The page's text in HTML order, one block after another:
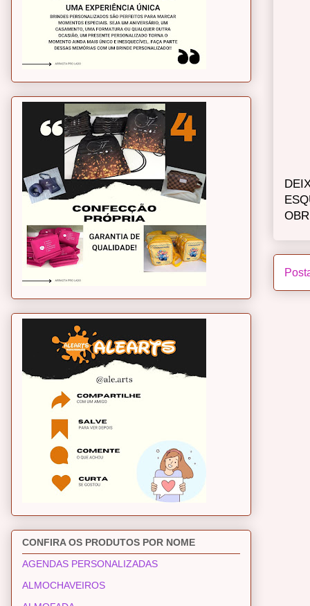
CONFIRA OS PRODUTOS POR NOME
AGENDAS PERSONALIZADAS
ALMOCHAVEIROS